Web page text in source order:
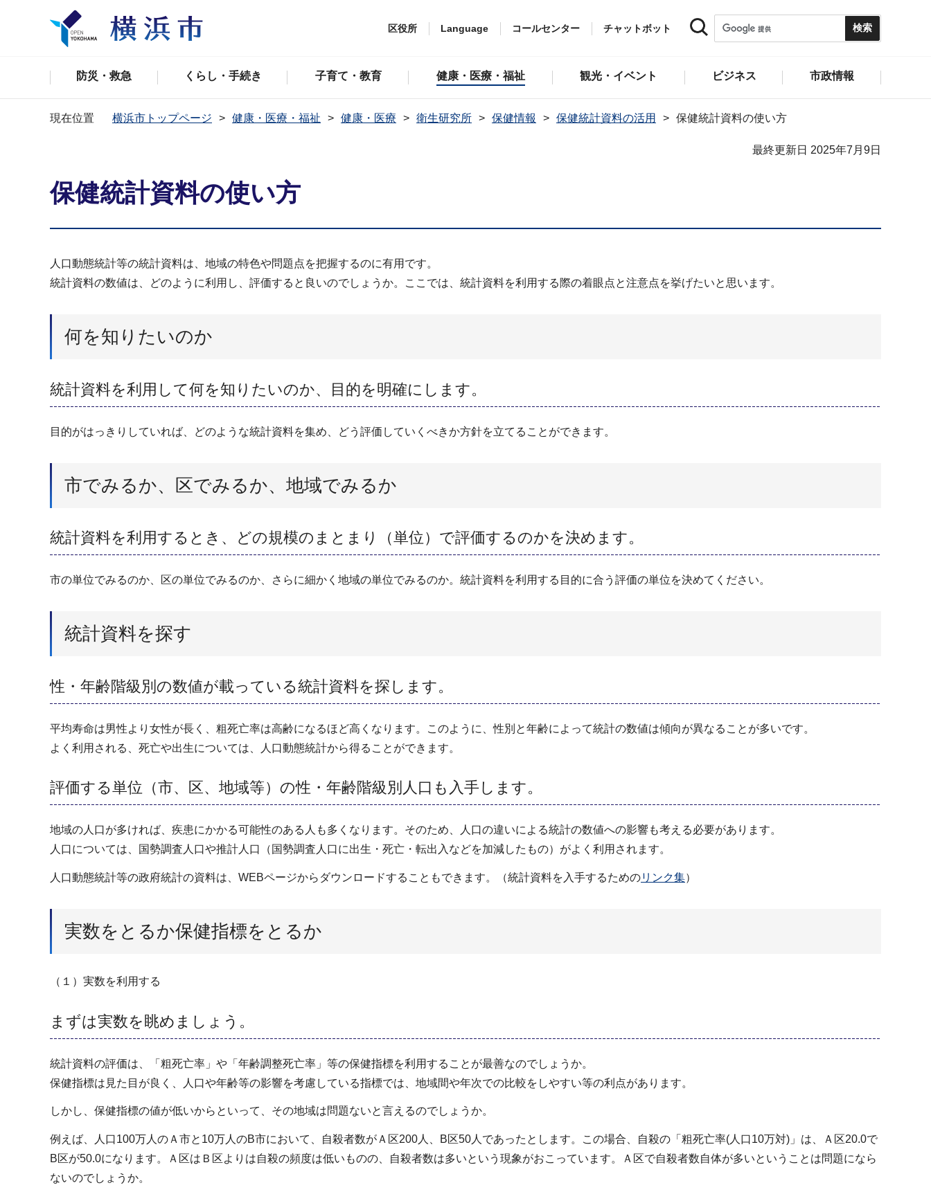
区役所 Language コールセンター チャットボット
防災・救急 くらし・手続き 子育て・教育 健康・医療・福祉 観光・イベント ビジネス 市政情報
現在位置 横浜市トップページ 健康・医療・福祉 健康・医療 衛生研究所 保健情報 保健統計資料の活用 保健統計資料の使い方
最終更新日 2025年7月9日
保健統計資料の使い方
人口動態統計等の統計資料は、地域の特色や問題点を把握するのに有用です。
統計資料の数値は、どのように利用し、評価すると良いのでしょうか。ここでは、統計資料を利用する際の着眼点と注意点を挙げたいと思います。
何を知りたいのか
統計資料を利用して何を知りたいのか、目的を明確にします。
目的がはっきりしていれば、どのような統計資料を集め、どう評価していくべきか方針を立てることができます。
市でみるか、区でみるか、地域でみるか
統計資料を利用するとき、どの規模のまとまり（単位）で評価するのかを決めます。
市の単位でみるのか、区の単位でみるのか、さらに細かく地域の単位でみるのか。統計資料を利用する目的に合う評価の単位を決めてください。
統計資料を探す
性・年齢階級別の数値が載っている統計資料を探します。
平均寿命は男性より女性が長く、粗死亡率は高齢になるほど高くなります。このように、性別と年齢によって統計の数値は傾向が異なることが多いです。
よく利用される、死亡や出生については、人口動態統計から得ることができます。
評価する単位（市、区、地域等）の性・年齢階級別人口も入手します。
地域の人口が多ければ、疾患にかかる可能性のある人も多くなります。そのため、人口の違いによる統計の数値への影響も考える必要があります。
人口については、国勢調査人口や推計人口（国勢調査人口に出生・死亡・転出入などを加減したもの）がよく利用されます。
人口動態統計等の政府統計の資料は、WEBページからダウンロードすることもできます。（統計資料を入手するためのリンク集）
実数をとるか保健指標をとるか
（１）実数を利用する
まずは実数を眺めましょう。
統計資料の評価は、「粗死亡率」や「年齢調整死亡率」等の保健指標を利用することが最善なのでしょうか。
保健指標は見た目が良く、人口や年齢等の影響を考慮している指標では、地域間や年次での比較をしやすい等の利点があります。
しかし、保健指標の値が低いからといって、その地域は問題ないと言えるのでしょうか。
例えば、人口100万人のＡ市と10万人のB市において、自殺者数がＡ区200人、B区50人であったとします。この場合、自殺の「粗死亡率(人口10万対)」は、Ａ区20.0で
B区が50.0になります。Ａ区はＢ区よりは自殺の頻度は低いものの、自殺者数は多いという現象がおこっています。Ａ区で自殺者数自体が多いということは問題になら
ないのでしょうか。